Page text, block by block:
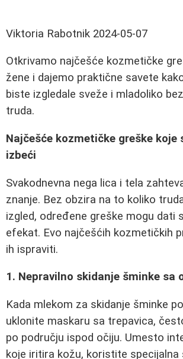
Viktoria Rabotnik 2024-05-07
Otkrivamo najčešće kozmetičke
žene i dajemo praktične savete
biste izgledale sveže i mladoliko
truda.
Najčešće kozmetičke greške koje
izbeći
Svakodnevna nega lica i tela
znanje. Bez obzira na to koliko
izgled, određene greške mogu dati
efekat. Evo najčešćih kozmetičkih
ih ispraviti.
1. Nepravilno skidanje šminke sa
Kada mlekom za skidanje šminke
uklonite maskaru sa trepavica,
po području ispod očiju. Umesto
koje iritira kožu, koristite specijalna